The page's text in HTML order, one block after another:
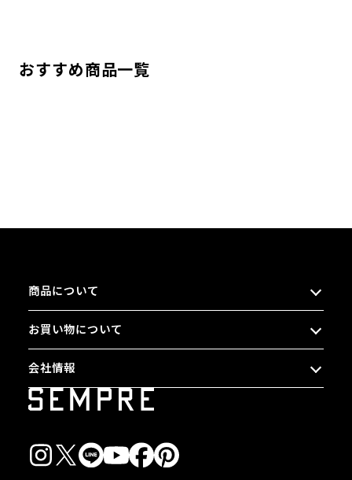
おすすめ商品一覧
商品について
お買い物について
会社情報